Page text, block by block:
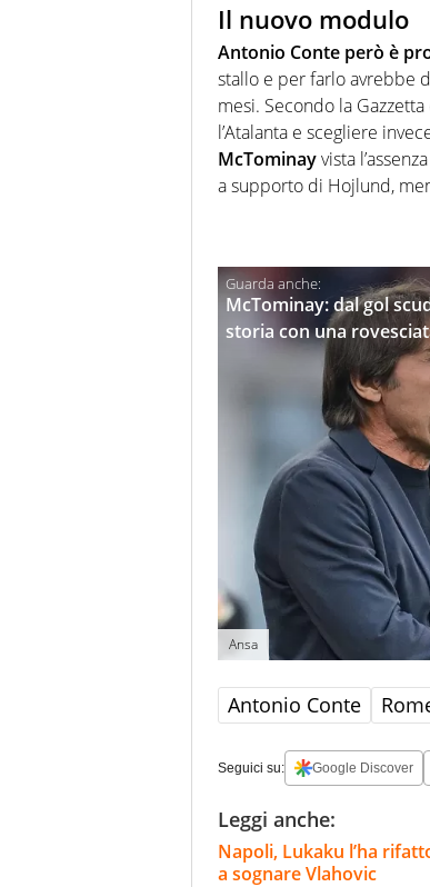
Il nuovo modulo
Antonio Conte però è
stallo e per farlo avrebbe
mesi. Secondo la
l’Atalanta e scegliere
McTominayvista
a supporto di Hojlund,
McTominay: dal gol
storia con una
Ansa
Antonio Conte
Seguici su: Google Discover
Leggi anche:
Napoli, Lukaku l’ha
a sognare Vlahovic